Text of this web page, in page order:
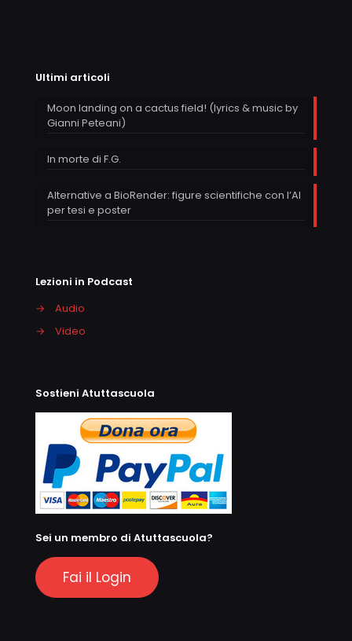
Ultimi articoli
Moon landing on a cactus field! (lyrics & music by
Gianni Peteani)
In morte di F.G.
Alternative a BioRender: figure scientifiche con l’AI
per tesi e poster
Lezioni in Podcast
→
Audio
→
Video
Sostieni Atuttascuola
Sei un membro di Atuttascuola?
Fai il Login